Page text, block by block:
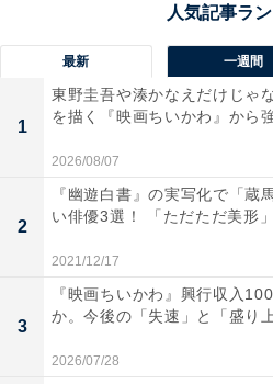
歌のスキルを生かして、ミュー
ナト町純情オセロ〜月がとっ
ています。気品ある顔立ちと
やミュージカルなど舞台演劇
さんがSTARTO社のタレント
です。
最新 一週間
1
東野圭吾や湊かなえだけじゃ
を描く『映画ちいかわ』から
2026/08/07
2
『幽遊白書』の実写化で「蔵
い俳優3選！ 「ただただ美形
2021/12/17
3
『映画ちいかわ』興行収入
か。今後の「失速」と「盛り
2026/07/28